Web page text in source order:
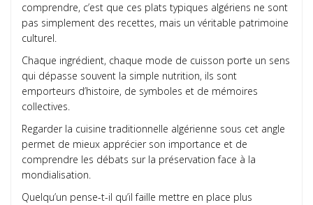
comprendre, c’est que ces plats typiques algériens ne sont
pas simplement des recettes, mais un véritable patrimoine
culturel.
Chaque ingrédient, chaque mode de cuisson porte un sens
qui dépasse souvent la simple nutrition, ils sont
emporteurs d’histoire, de symboles et de mémoires
collectives.
Regarder la cuisine traditionnelle algérienne sous cet angle
permet de mieux apprécier son importance et de
comprendre les débats sur la préservation face à la
mondialisation.
Quelqu’un pense-t-il qu’il faille mettre en place plus